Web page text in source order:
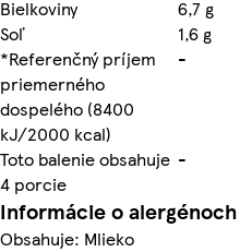
Bielkoviny
6,7 g
Soľ
1,6 g
*Referenčný príjem
priemerného
dospelého (8400
kJ/2000 kcal)
-
Toto balenie obsahuje
4 porcie
-
Informácie o alergénoch
Obsahuje: Mlieko